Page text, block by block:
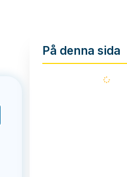
På denna sida
Läser